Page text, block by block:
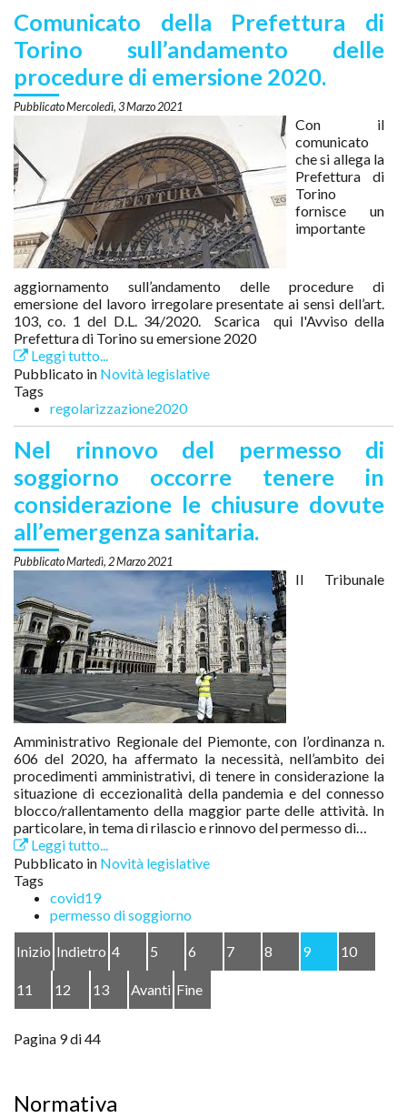
Comunicato della Prefettura di
Torino sull’andamento delle
procedure di emersione 2020.
Mercoledì, 3 Marzo 2021
Con il
comunicato
che si allega la
Prefettura di
Torino
fornisce un
importante
aggiornamento sull’andamento delle procedure di
emersione del lavoro irregolare presentate ai sensi dell’art.
103, co. 1 del D.L. 34/2020. Scarica qui l'Avviso della
Prefettura di Torino su emersione 2020
Leggi tutto...
Pubblicato in Novità legislative
Tags
regolarizzazione2020
Nel rinnovo del permesso di
soggiorno occorre tenere in
considerazione le chiusure dovute
all’emergenza sanitaria.
Martedì, 2 Marzo 2021
Il Tribunale
Amministrativo Regionale del Piemonte, con l’ordinanza n.
606 del 2020, ha affermato la necessità, nell’ambito dei
procedimenti amministrativi, di tenere in considerazione la
situazione di eccezionalità della pandemia e del connesso
blocco/rallentamento della maggior parte delle attività. In
particolare, in tema di rilascio e rinnovo del permesso di…
Leggi tutto...
Pubblicato in Novità legislative
Tags
covid19
permesso di soggiorno
Inizio Indietro 4 5 6 7 8 9 10
11 12 13 Avanti Fine
Pagina 9 di 44
Normativa